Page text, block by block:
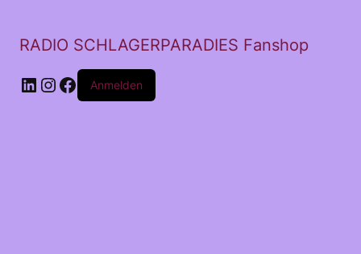
RADIO SCHLAGERPARADIES Fanshop
LinkedIn
Instagram
Facebook
Anmelden